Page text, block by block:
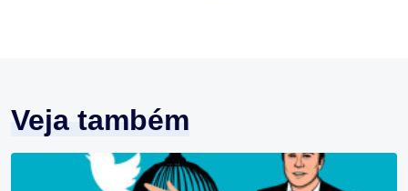
Veja também